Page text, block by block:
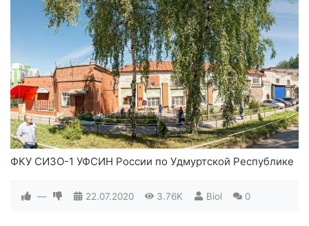
ФКУ СИЗО-1 УФСИН России по Удмуртской Республике
— 22.07.2020 3.76K Biol 0